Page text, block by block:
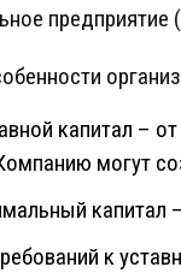
предприятие
капитал –
могут
капитал
к